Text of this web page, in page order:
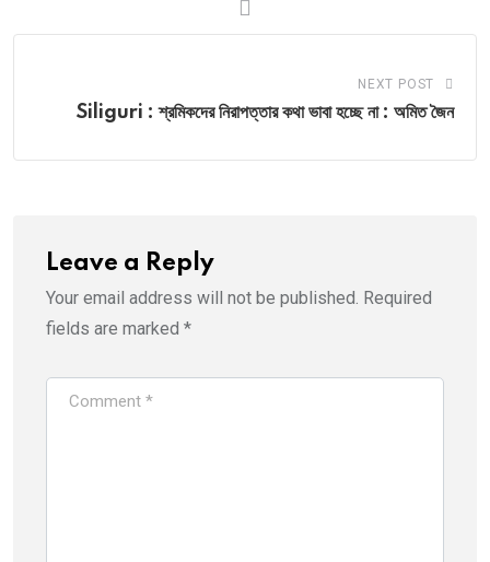
NEXT POST
Siliguri : শ্রমিকদের নিরাপত্তার কথা ভাবা হচ্ছে না : অমিত জৈন
Leave a Reply
Your email address will not be published. Required
fields are marked *